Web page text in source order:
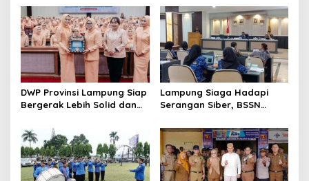
Sehat
Berbahasa Lampung
DWP Provinsi Lampung Siap
Bergerak Lebih Solid dan
Pembangunan Daerah
Lampung Siaga Hadapi
Serangan Siber, BSSN
di Kabupaten/Kota